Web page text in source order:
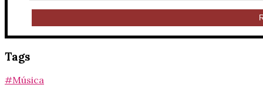
Tags
#Música